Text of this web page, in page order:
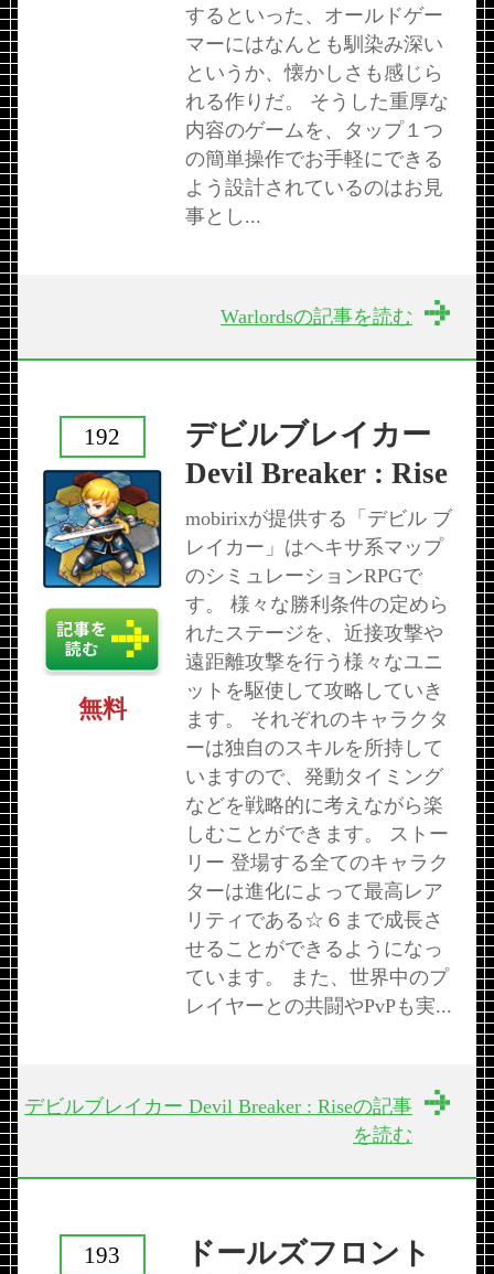
するといった、オールドゲー
マーにはなんとも馴染み深い
というか、懐かしさも感じら
れる作りだ。 そうした重厚な
内容のゲームを、タップ１つ
の簡単操作でお手軽にできる
よう設計されているのはお見
事とし...
Warlordsの記事を読む
デビルブレイカー
Devil Breaker : Rise
mobirixが提供する「デビル ブ
レイカー」はヘキサ系マップ
のシミュレーションRPGで
す。 様々な勝利条件の定めら
れたステージを、近接攻撃や
遠距離攻撃を行う様々なユニ
ットを駆使して攻略していき
ます。 それぞれのキャラクタ
ーは独自のスキルを所持して
いますので、発動タイミング
などを戦略的に考えながら楽
しむことができます。 ストー
リー 登場する全てのキャラク
ターは進化によって最高レア
リティである☆６まで成長さ
せることができるようになっ
ています。 また、世界中のプ
レイヤーとの共闘やPvPも実...
192
無料
デビルブレイカー Devil Breaker : Riseの記事
を読む
ドールズフロント
193